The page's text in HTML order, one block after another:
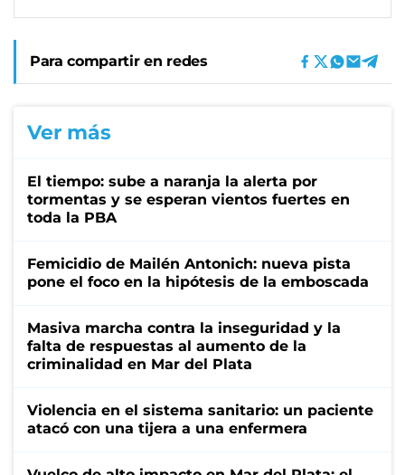
Para compartir en redes
Ver más
El tiempo: sube a naranja la alerta por
tormentas y se esperan vientos fuertes en
toda la PBA
Femicidio de Mailén Antonich: nueva pista
pone el foco en la hipótesis de la emboscada
Masiva marcha contra la inseguridad y la
falta de respuestas al aumento de la
criminalidad en Mar del Plata
Violencia en el sistema sanitario: un paciente
atacó con una tijera a una enfermera